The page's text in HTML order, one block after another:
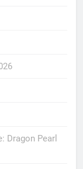
Dragon Pearl